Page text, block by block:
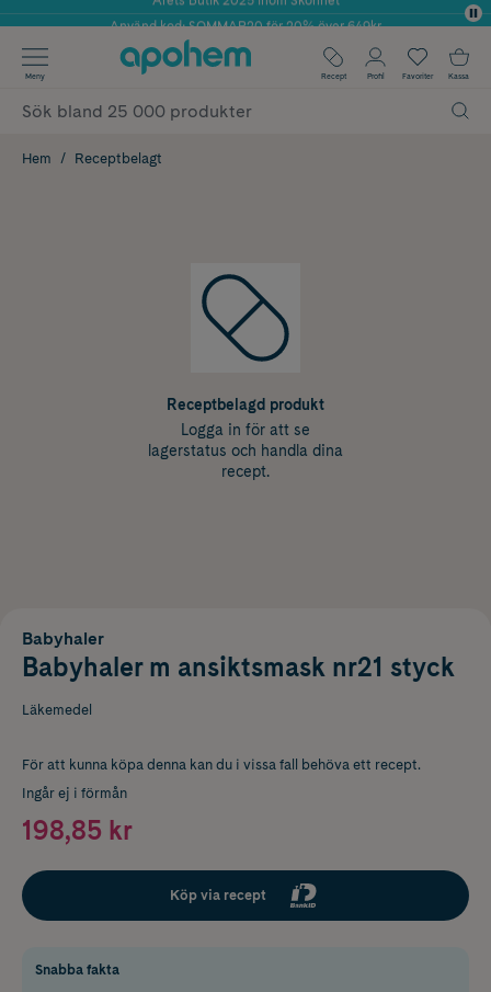
Använd kod: SOMMAR20 för 20% över 649kr
✓ Fri frakt
✓ Poäng på alla köp*
Meny Recept Profil Favoriter Kassa
Hem Receptbelagt
Receptbelagd produkt
Logga in för att se
lagerstatus och handla dina
recept.
Babyhaler
Babyhaler m ansiktsmask nr21 styck
Läkemedel
För att kunna köpa denna kan du i vissa fall behöva ett recept.
Ingår ej i förmån
198,85 kr
Köp via recept
Snabba fakta